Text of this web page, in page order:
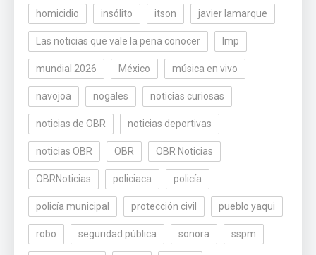
homicidio insólito itson javier lamarque
Las noticias que vale la pena conocer lmp
mundial 2026 México música en vivo
navojoa nogales noticias curiosas
noticias de OBR noticias deportivas
noticias OBR OBR OBR Noticias
OBRNoticias policiaca policía
policía municipal protección civil pueblo yaqui
robo seguridad pública sonora sspm